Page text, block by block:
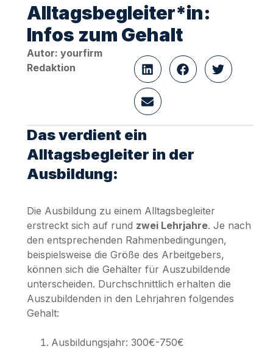
Alltagsbegleiter*in:
Infos zum Gehalt
Autor: yourfirm
Redaktion
Das verdient ein
Alltagsbegleiter in der
Ausbildung:
Die Ausbildung zu einem Alltagsbegleiter
erstreckt sich auf rund zwei Lehrjahre. Je nach
den entsprechenden Rahmenbedingungen,
beispielsweise die Größe des Arbeitgebers,
können sich die Gehälter für Auszubildende
unterscheiden. Durchschnittlich erhalten die
Auszubildenden in den Lehrjahren folgendes
Gehalt:
Ausbildungsjahr: 300€-750€